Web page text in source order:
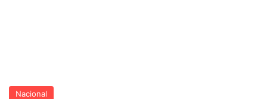
Nacional